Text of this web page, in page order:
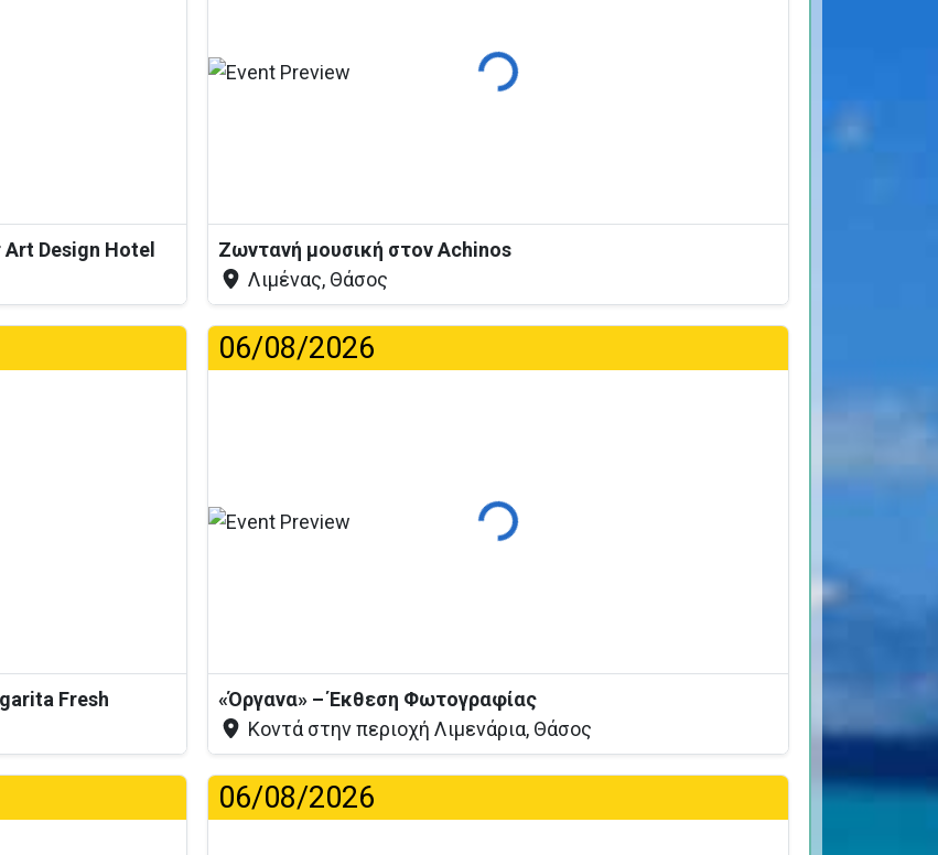
Design Hotel
Φόρτωση...
Ζωντανή μουσική στον Achinos
Λιμένας, Θάσος
Fresh
06/08/2026
Φόρτωση...
«Όργανα» – Έκθεση Φωτογραφίας
Κοντά στην περιοχή Λιμενάρια, Θάσος
06/08/2026